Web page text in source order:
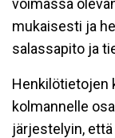
voimassa
mukaisesti ja
salassapito ja
Henkilötietojen
kolmannelle
järjestelyin,